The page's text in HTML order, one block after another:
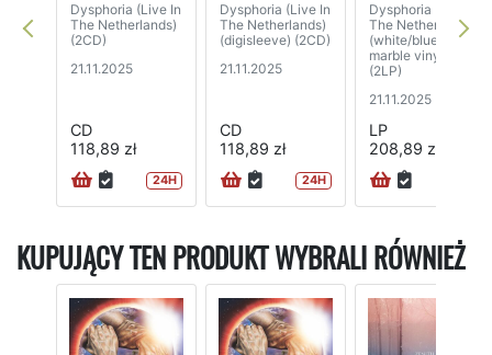
Dysphoria (Live In
The Netherlands)
(2CD)
21.11.2025
CD
118,89 zł
24H
Dysphoria (Live In
The Netherlands)
(digisleeve) (2CD)
21.11.2025
CD
118,89 zł
24H
Dysphoria (Live In
The Netherlands)
(white/blue
marble vinyl)
(2LP)
21.11.2025
LP
208,89 zł
KUPUJĄCY TEN PRODUKT WYBRALI RÓWNIEŻ